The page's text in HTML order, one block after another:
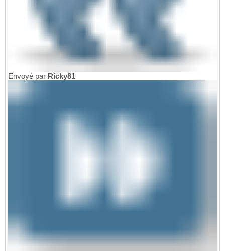
Envoyé par Ricky81